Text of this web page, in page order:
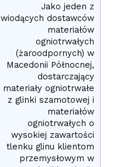
Jako jeden z
wiodących dostawców
materiałów
ogniotrwałych
(żaroodpornych) w
Macedonii Północnej,
dostarczający
materiały ogniotrwałe
z glinki szamotowej i
materiałów
ogniotrwałych o
wysokiej zawartości
tlenku glinu klientom
przemysłowym w